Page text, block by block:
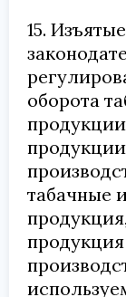
15.
оборота
табачные